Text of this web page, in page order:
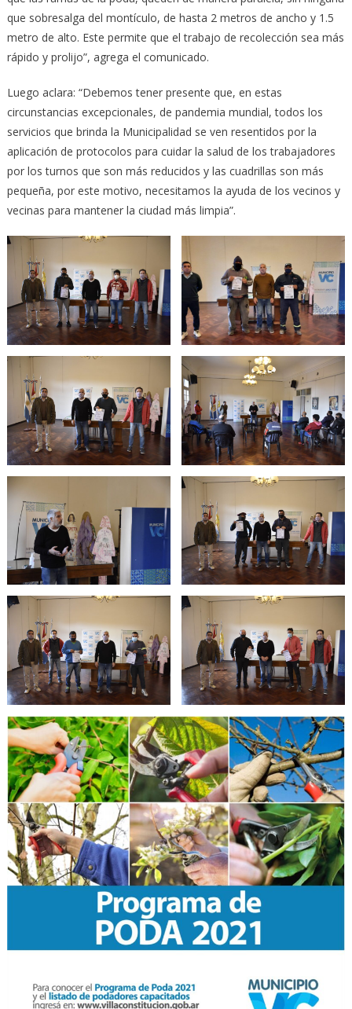
que sobresalga del montículo, de hasta 2 metros de ancho y 1.5
metro de alto. Este permite que el trabajo de recolección sea más
rápido y prolijo”, agrega el comunicado.
Luego aclara: “Debemos tener presente que, en estas
circunstancias excepcionales, de pandemia mundial, todos los
servicios que brinda la Municipalidad se ven resentidos por la
aplicación de protocolos para cuidar la salud de los trabajadores
por los turnos que son más reducidos y las cuadrillas son más
pequeña, por este motivo, necesitamos la ayuda de los vecinos y
vecinas para mantener la ciudad más limpia”.